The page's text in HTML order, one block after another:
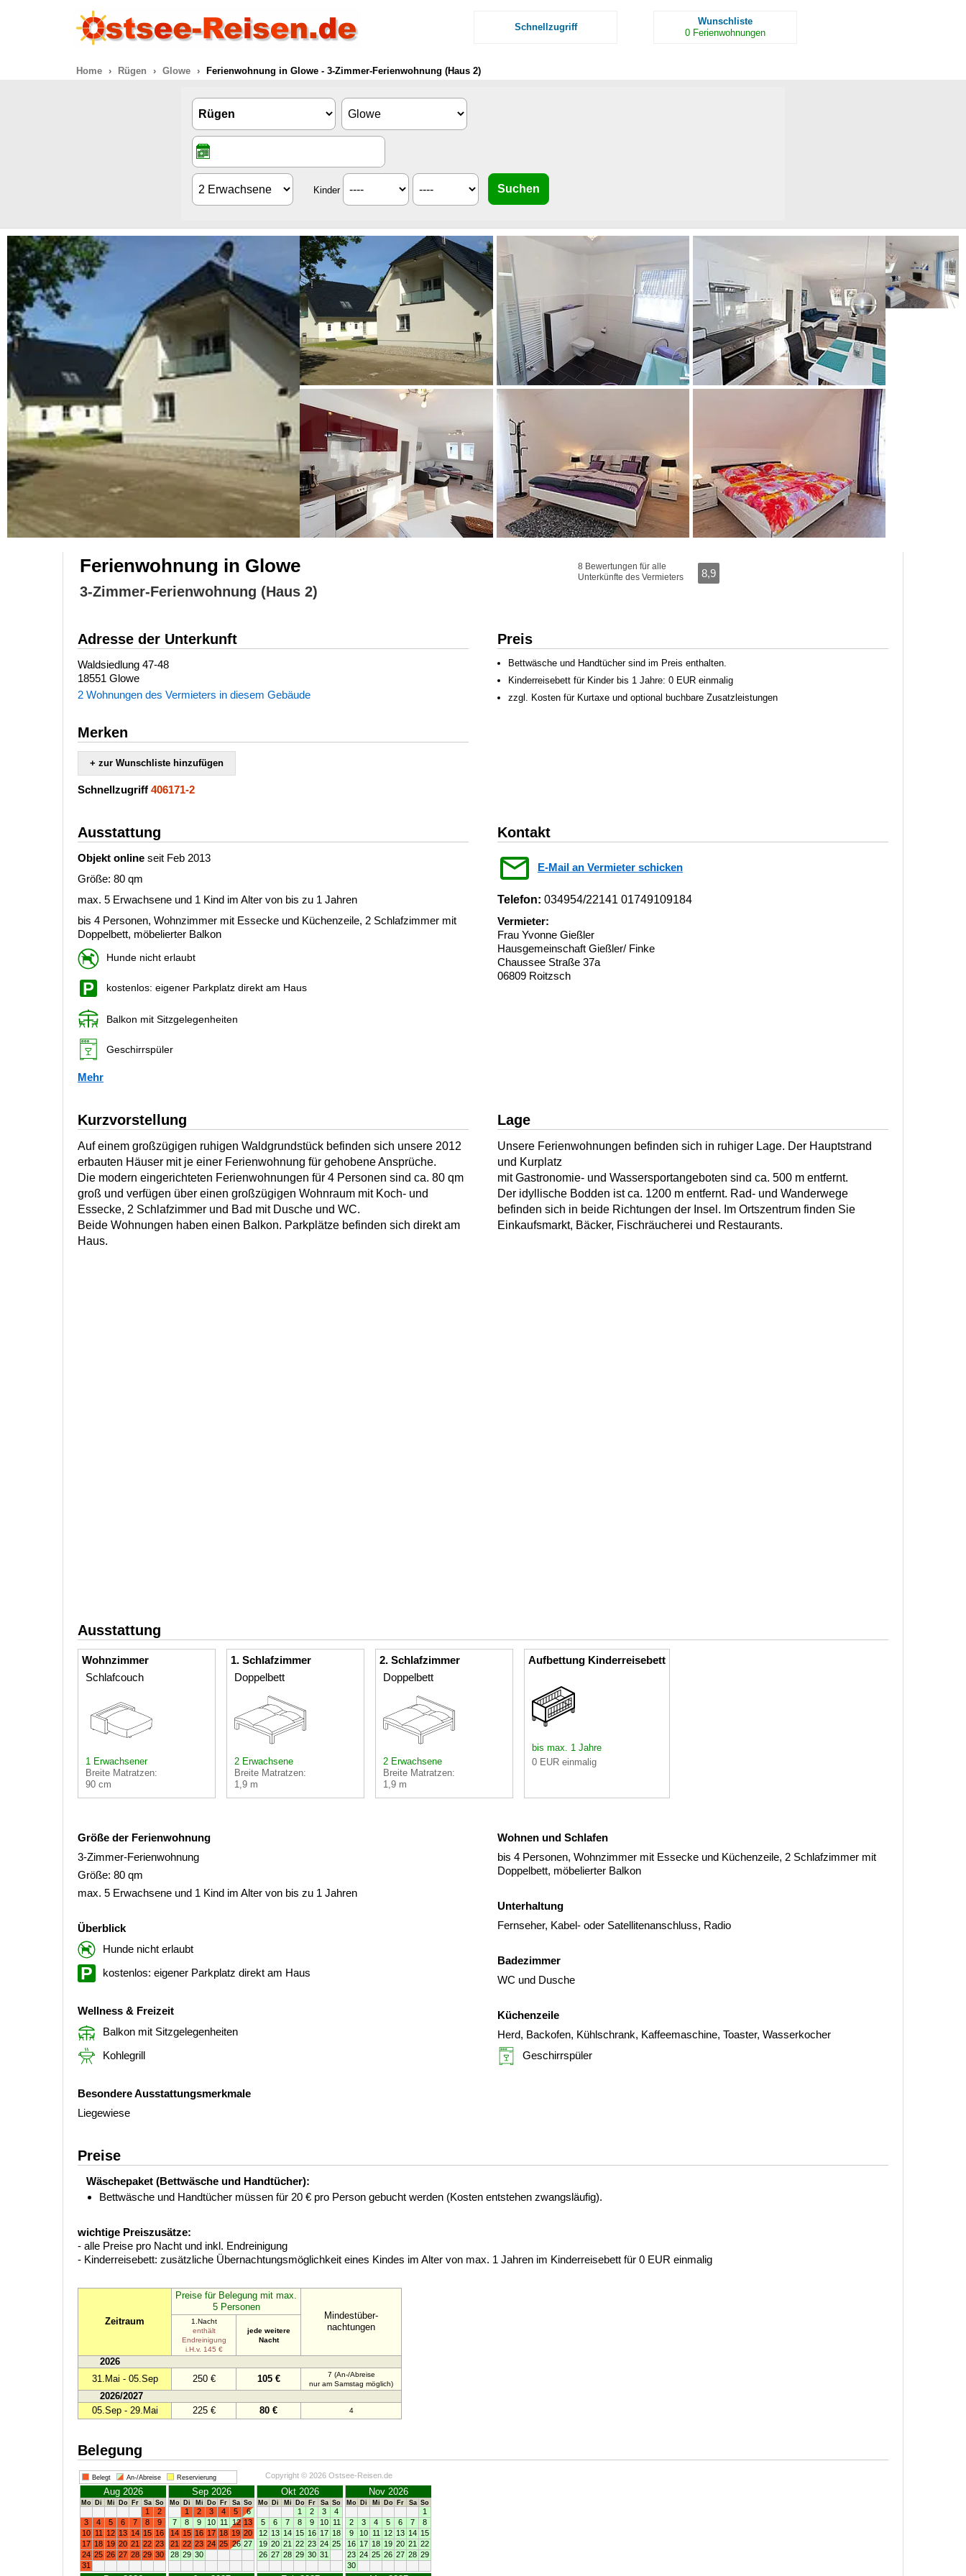
Schnellzugriff
Wunschliste
0 Ferienwohnungen
Home Rügen Glowe Ferienwohnung in Glowe - 3-Zimmer-Ferienwohnung (Haus 2)
Kinder
Ferienwohnung in Glowe
3-Zimmer-Ferienwohnung (Haus 2)
8 Bewertungen für alle
Unterkünfte des Vermieters
8,9
Adresse der Unterkunft
Waldsiedlung 47-48
18551 Glowe
2 Wohnungen des Vermieters in diesem Gebäude
Merken
+ zur Wunschliste hinzufügen
Schnellzugriff 406171-2
Preis
Bettwäsche und Handtücher sind im Preis enthalten.
Kinderreisebett für Kinder bis 1 Jahre: 0 EUR einmalig
zzgl. Kosten für Kurtaxe und optional buchbare Zusatzleistungen
Ausstattung
Objekt online seit Feb 2013
Größe: 80 qm
max. 5 Erwachsene und 1 Kind im Alter von bis zu 1 Jahren
bis 4 Personen, Wohnzimmer mit Essecke und Küchenzeile, 2 Schlafzimmer mit
Doppelbett, möbelierter Balkon
Hunde nicht erlaubt
kostenlos: eigener Parkplatz direkt am Haus
Balkon mit Sitzgelegenheiten
Geschirrspüler
Mehr
Kontakt
E-Mail an Vermieter schicken
Telefon: 034954/22141 01749109184
Vermieter:
Frau Yvonne Gießler
Hausgemeinschaft Gießler/ Finke
Chaussee Straße 37a
06809 Roitzsch
Kurzvorstellung
Auf einem großzügigen ruhigen Waldgrundstück befinden sich unsere 2012
erbauten Häuser mit je einer Ferienwohnung für gehobene Ansprüche.
Die modern eingerichteten Ferienwohnungen für 4 Personen sind ca. 80 qm
groß und verfügen über einen großzügigen Wohnraum mit Koch- und
Essecke, 2 Schlafzimmer und Bad mit Dusche und WC.
Beide Wohnungen haben einen Balkon. Parkplätze befinden sich direkt am
Haus.
Lage
Unsere Ferienwohnungen befinden sich in ruhiger Lage. Der Hauptstrand
und Kurplatz
mit Gastronomie- und Wassersportangeboten sind ca. 500 m entfernt.
Der idyllische Bodden ist ca. 1200 m entfernt. Rad- und Wanderwege
befinden sich in beide Richtungen der Insel. Im Ortszentrum finden Sie
Einkaufsmarkt, Bäcker, Fischräucherei und Restaurants.
Ausstattung
Wohnzimmer
Schlafcouch
1 Erwachsener
Breite Matratzen:
90 cm
1. Schlafzimmer
Doppelbett
2 Erwachsene
Breite Matratzen:
1,9 m
2. Schlafzimmer
Doppelbett
2 Erwachsene
Breite Matratzen:
1,9 m
Aufbettung Kinderreisebett
bis max. 1 Jahre
0 EUR einmalig
Größe der Ferienwohnung
3-Zimmer-Ferienwohnung
Größe: 80 qm
max. 5 Erwachsene und 1 Kind im Alter von bis zu 1 Jahren
Überblick
Hunde nicht erlaubt
kostenlos: eigener Parkplatz direkt am Haus
Wellness & Freizeit
Balkon mit Sitzgelegenheiten
Kohlegrill
Besondere Ausstattungsmerkmale
Liegewiese
Wohnen und Schlafen
bis 4 Personen, Wohnzimmer mit Essecke und Küchenzeile, 2 Schlafzimmer mit
Doppelbett, möbelierter Balkon
Unterhaltung
Fernseher, Kabel- oder Satellitenanschluss, Radio
Badezimmer
WC und Dusche
Küchenzeile
Herd, Backofen, Kühlschrank, Kaffeemaschine, Toaster, Wasserkocher
Geschirrspüler
Preise
Wäschepaket (Bettwäsche und Handtücher):
Bettwäsche und Handtücher müssen für 20 € pro Person gebucht werden (Kosten entstehen zwangsläufig).
wichtige Preiszusätze:
- alle Preise pro Nacht und inkl. Endreinigung
- Kinderreisebett: zusätzliche Übernachtungsmöglichkeit eines Kindes im Alter von max. 1 Jahren im Kinderreisebett für 0 EUR einmalig
Zeitraum
Preise für Belegung mit max.
5 Personen
Mindestüber-
nachtungen
1.Nacht
enthält
Endreinigung
i.H.v. 145 €
jede weitere
Nacht
2026
31.Mai - 05.Sep
250 € 105 €
7 (An-/Abreise
nur am Samstag möglich)
2026/2027
05.Sep - 29.Mai
225 € 80 € 4
Belegung
Belegt An-/Abreise Reservierung Copyright © 2026 Ostsee-Reisen.de
Aug 2026
Mo Di Mi Do Fr Sa So
1
2
3
4 5 6 7 8
9
10 11 12 13 14 15 16
17 18 19 20 21 22 23
24 25 26 27 28 29 30
31
Sep 2026
Mo Di Mi Do Fr Sa So
1 2 3 4 5
6
7
8 9 10 11 12 13
14 15 16 17 18 19 20
21 22 23 24 25 26 27
28 29 30
Okt 2026
Mo Di Mi Do Fr Sa So
1 2 3
4
5
6 7 8 9 10 11
12 13 14 15 16 17 18
19 20 21 22 23 24 25
26 27 28 29 30 31
Nov 2026
Mo Di Mi Do Fr Sa So
1
2
3 4 5 6 7
8
9
10 11 12 13 14 15
16 17 18 19 20 21 22
23 24 25 26 27 28 29
30